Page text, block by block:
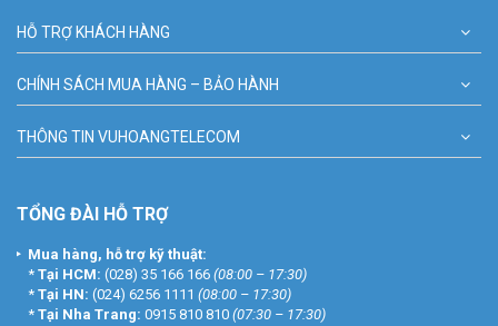
tại một số thị trường nhất định, cần kiểm tra trước khi mua. Chuẩn
nén H.265 giúp giảm dung lượng tệp video lên đến 50% so với
H.264.
thông minh không?
phép xem trực tiếp bằng lệnh giọng nói. Lưu ý Google Assistant
không khả dụng ở một số ngôn ngữ và quốc gia nhất định. Camera
đạt chuẩn IP67, chịu được mưa, bão và tuyết trong mọi điều kiện
thời tiết khắc nghiệt.
*** Vũ Hoàng Telecom xin cảm ơn bạn đã ghé thăm Website
HỖ TRỢ KHÁCH HÀNG
CHÍNH SÁCH MUA HÀNG – BẢO HÀNH
THÔNG TIN VUHOANGTELECOM
TỔNG ĐÀI HỖ TRỢ
Mua hàng, hỗ trợ kỹ thuật:
* Tại HCM: (028) 35 166 166 (08:00 – 17:30)
* Tại HN: (024) 6256 1111 (08:00 – 17:30)
* Tại Nha Trang: 0915 810 810 (07:30 – 17:30)